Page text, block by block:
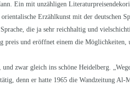
Ein mit unzähligen
Erzählkunst mit der deutschen
die ja sehr reichhaltig und
und eröffnet einem die Möglichkeiten,
zwar gleich ins schöne Heidelberg.
denn er hatte 1965 die Wandzeitung Al-